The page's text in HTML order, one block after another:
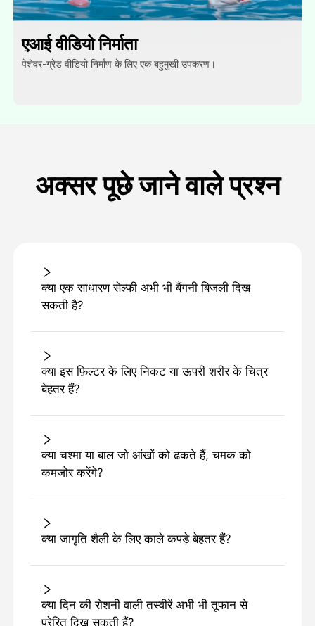
एआई वीडियो निर्माता
पेशेवर-ग्रेड वीडियो निर्माण के लिए एक बहुमुखी उपकरण।
अक्सर पूछे जाने वाले प्रश्न
क्या एक साधारण सेल्फी अभी भी बैंगनी बिजली दिख
सकती है?
क्या इस फ़िल्टर के लिए निकट या ऊपरी शरीर के चित्र
बेहतर हैं?
क्या चश्मा या बाल जो आंखों को ढकते हैं, चमक को
कमजोर करेंगे?
क्या जागृति शैली के लिए काले कपड़े बेहतर हैं?
क्या दिन की रोशनी वाली तस्वीरें अभी भी तूफान से
प्रेरित दिख सकती हैं?